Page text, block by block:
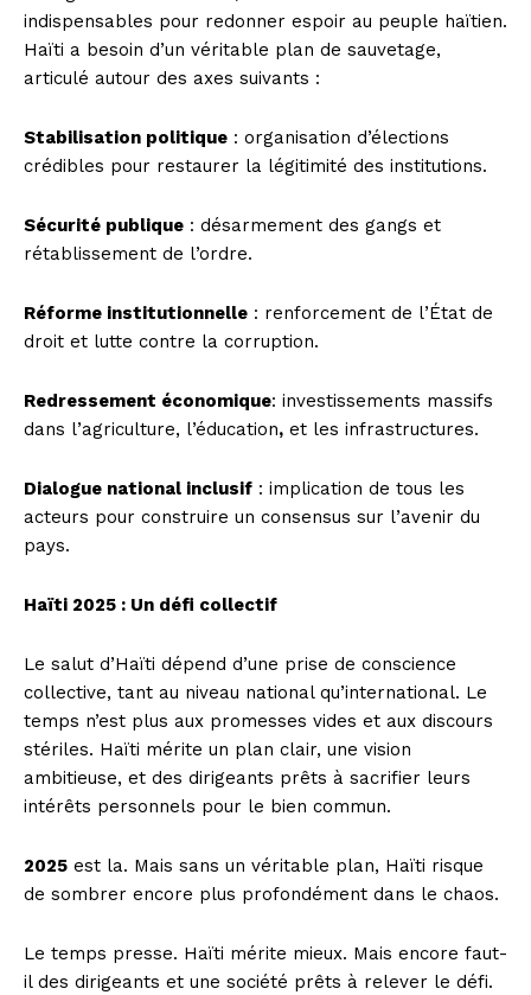
indispensables pour redonner espoir au peuple haïtien.
Haïti a besoin d’un véritable plan de sauvetage,
articulé autour des axes suivants :
Stabilisation politique : organisation d’élections
crédibles pour restaurer la légitimité des institutions.
Sécurité publique : désarmement des gangs et
rétablissement de l’ordre.
Réforme institutionnelle : renforcement de l’État de
droit et lutte contre la corruption.
Redressement économique: investissements massifs
dans l’agriculture, l’éducation, et les infrastructures.
Dialogue national inclusif : implication de tous les
acteurs pour construire un consensus sur l’avenir du
pays.
Haïti 2025 : Un défi collectif
Le salut d’Haïti dépend d’une prise de conscience
collective, tant au niveau national qu’international. Le
temps n’est plus aux promesses vides et aux discours
stériles. Haïti mérite un plan clair, une vision
ambitieuse, et des dirigeants prêts à sacrifier leurs
intérêts personnels pour le bien commun.
2025 est la. Mais sans un véritable plan, Haïti risque
de sombrer encore plus profondément dans le chaos.
Le temps presse. Haïti mérite mieux. Mais encore faut-
il des dirigeants et une société prêts à relever le défi.